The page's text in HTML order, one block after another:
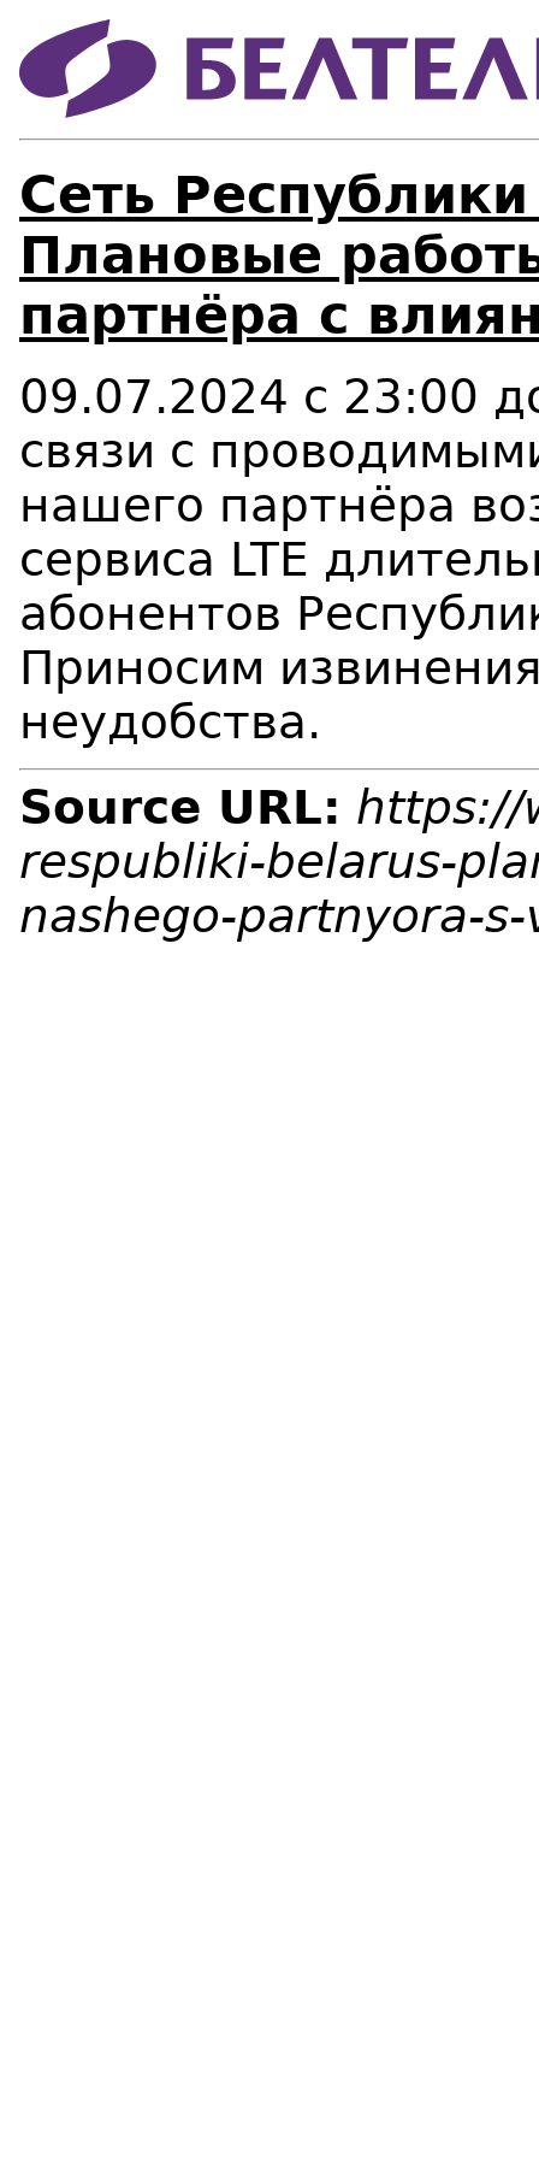
Сеть
Плановые
партнёра с
09.07.2024 с 23:00
связи с
нашего партнёра
сервиса LTE
абонентов
Приносим
неудобства.
Source URL: https://
respubliki-belarus-
nashego-partnyora-